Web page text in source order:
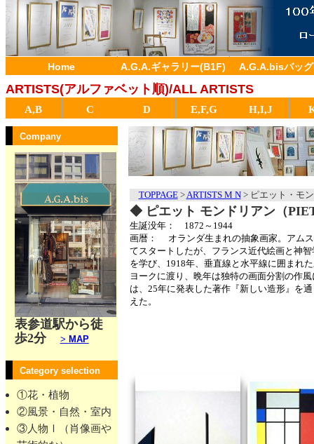
Home A.G.A.ギャラリー(B1F) A.G.A.bisバッ
ARTISTS(アルファベット順)/ALL ARTISTS
A,B C D E,F,G H,I,J
Company
表参道駅から徒
歩2分
> MAP
Category selection
①花・植物
②風景・自然・室内
③人物Ⅰ（肖像画や
TOPPAGE>ARTISTS M N > ピエット・モ
◆ ピエット モンドリアン（
生誕没年： 1872～1944
画暦： オランダ生まれの抽象画家。アム
てスタートしたが、フランス近代絵画と神
を学び、1918年、垂直線と水平線に囲まれ
ヨークに渡り、晩年は独特の画面分割の作
は、25年に発表した著作『新しい造形』を
えた。